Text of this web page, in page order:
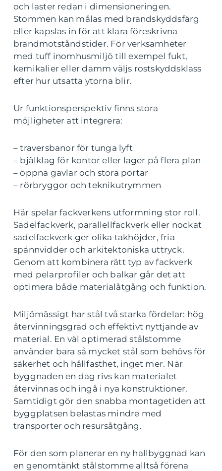
och laster redan i dimensioneringen.
Stommen kan målas med brandskyddsfärg
eller kapslas in för att klara föreskrivna
brandmotståndstider. För verksamheter
med tuff inomhusmiljö till exempel fukt,
kemikalier eller damm väljs rostskyddsklass
efter hur utsatta ytorna blir.
Ur funktionsperspektiv finns stora
möjligheter att integrera:
– traversbanor för tunga lyft
– bjälklag för kontor eller lager på flera plan
– öppna gavlar och stora portar
– rörbryggor och teknikutrymmen
Här spelar fackverkens utformning stor roll.
Sadelfackverk, parallellfackverk eller nockat
sadelfackverk ger olika takhöjder, fria
spännvidder och arkitektoniska uttryck.
Genom att kombinera rätt typ av fackverk
med pelarprofiler och balkar går det att
optimera både materialåtgång och funktion.
Miljömässigt har stål två starka fördelar: hög
återvinningsgrad och effektivt nyttjande av
material. En väl optimerad stålstomme
använder bara så mycket stål som behövs för
säkerhet och hållfasthet, inget mer. När
byggnaden en dag rivs kan materialet
återvinnas och ingå i nya konstruktioner.
Samtidigt gör den snabba montagetiden att
byggplatsen belastas mindre med
transporter och resursåtgång.
För den som planerar en ny hallbyggnad kan
en genomtänkt stålstomme alltså förena